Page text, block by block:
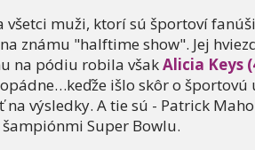
všetci muži, ktorí sú športoví
na známu "halftime show". Jej
na pódiu robila všakAlicia Keys
išlo skôr o
výsledky. A tie sú - Patrick
šampiónmi Super Bowlu.